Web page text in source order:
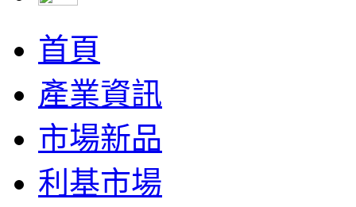
首頁
產業資訊
市場新品
利基市場